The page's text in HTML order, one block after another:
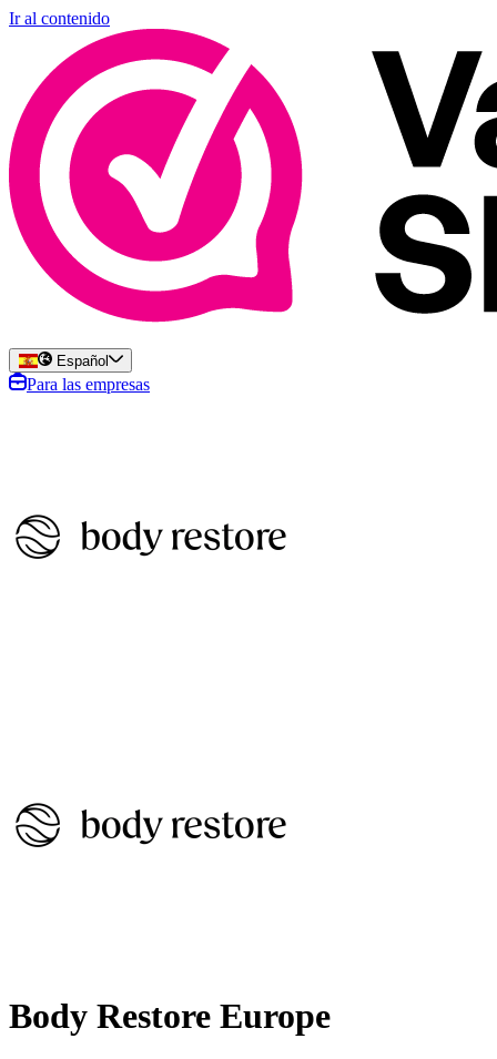
Ir al contenido
Español
Para las empresas
Body Restore Europe